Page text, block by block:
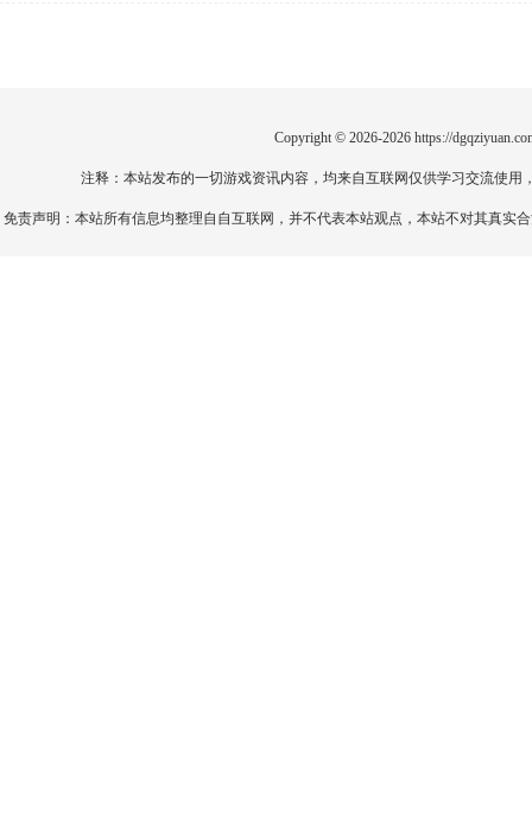
Copyright © 2026-2026 https://
注释：本站发布的一切游戏资讯内容，均来自互联网仅供学习交流使
免责声明：本站所有信息均整理自自互联网，并不代表本站观点，本站不对其真实